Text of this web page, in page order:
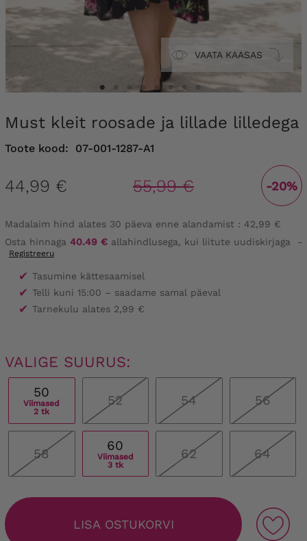
VAATA KAASAS
Must kleit roosade ja lillade lilledega
Toote kood: 07-001-1287-A1
44,99 € 55,99 € -20%
Madalaim hind alates 30 päeva enne alandamist : 42,99 €
Osta hinnaga 40.49 € allahindlusega, kui liitute uudiskirjaga -
Registreeru
✔ Tasumine kättesaamisel
✔ Telli kuni 15:00 – saadame samal päeval
✔ Tarnekulu alates 2,99 €
VALIGE SUURUS:
50
Viimased
2 tk
52 54 56
58
60
Viimased
3 tk
62 64
LISA OSTUKORVI